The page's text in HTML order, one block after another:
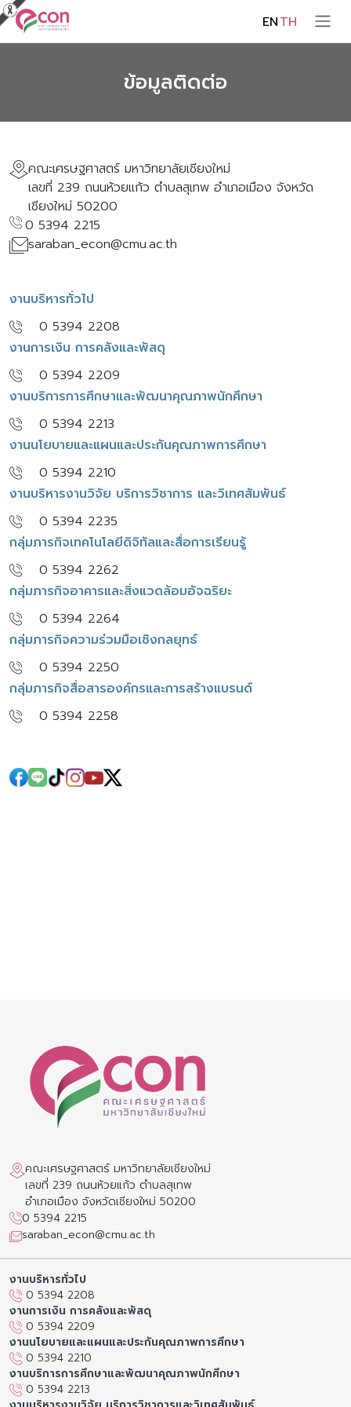
ENTH
ข้อมูลติดต่อ
คณะเศรษฐศาสตร์ มหาวิทยาลัยเชียงใหม่
เลขที่ 239 ถนนห้วยแก้ว ตำบลสุเทพ อำเภอเมือง จังหวัด
เชียงใหม่ 50200
0 5394 2215
saraban_econ@cmu.ac.th
งานบริหารทั่วไป
0 5394 2208
งานการเงิน การคลังและพัสดุ
0 5394 2209
งานบริการการศึกษาและพัฒนาคุณภาพนักศึกษา
0 5394 2213
งานนโยบายและแผนและประกันคุณภาพการศึกษา
0 5394 2210
งานบริหารงานวิจัย บริการวิชาการ และวิเทศสัมพันธ์
0 5394 2235
กลุ่มภารกิจเทคโนโลยีดิจิทัลและสื่อการเรียนรู้
0 5394 2262
กลุ่มภารกิจอาคารและสิ่งแวดล้อมอัจฉริยะ
0 5394 2264
กลุ่มภารกิจความร่วมมือเชิงกลยุทธ์
0 5394 2250
กลุ่มภารกิจสื่อสารองค์กรและการสร้างแบรนด์
0 5394 2258
คณะเศรษฐศาสตร์ มหาวิทยาลัยเชียงใหม่
เลขที่ 239 ถนนห้วยแก้ว ตำบลสุเทพ
อำเภอเมือง จังหวัดเชียงใหม่ 50200
0 5394 2215
saraban_econ@cmu.ac.th
งานบริหารทั่วไป
0 5394 2208
งานการเงิน การคลังและพัสดุ
0 5394 2209
งานนโยบายและแผนและประกันคุณภาพการศึกษา
0 5394 2210
งานบริการการศึกษาและพัฒนาคุณภาพนักศึกษา
0 5394 2213